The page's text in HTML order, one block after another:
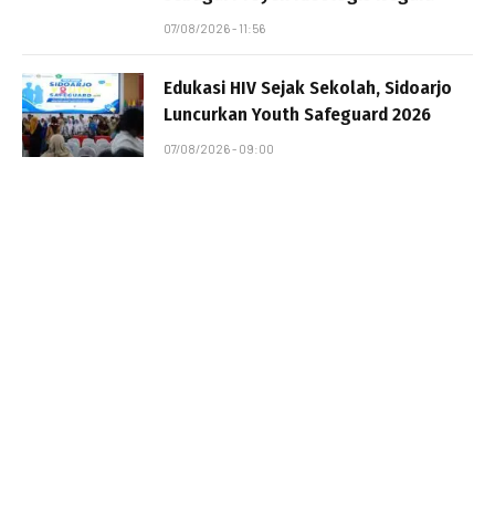
07/08/2026 - 11:56
Edukasi HIV Sejak Sekolah, Sidoarjo
Luncurkan Youth Safeguard 2026
07/08/2026 - 09:00